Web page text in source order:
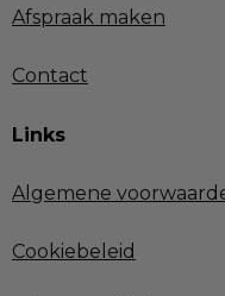
Afspraak maken
Contact
Links
Algemene
Cookiebeleid